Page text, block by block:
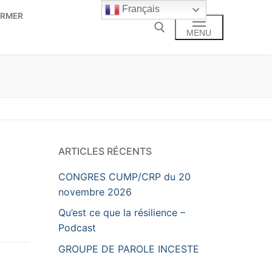
MENU
ARTICLES RÉCENTS
CONGRES CUMP/CRP du 20
novembre 2026
Qu’est ce que la résilience –
Podcast
GROUPE DE PAROLE INCESTE
Français